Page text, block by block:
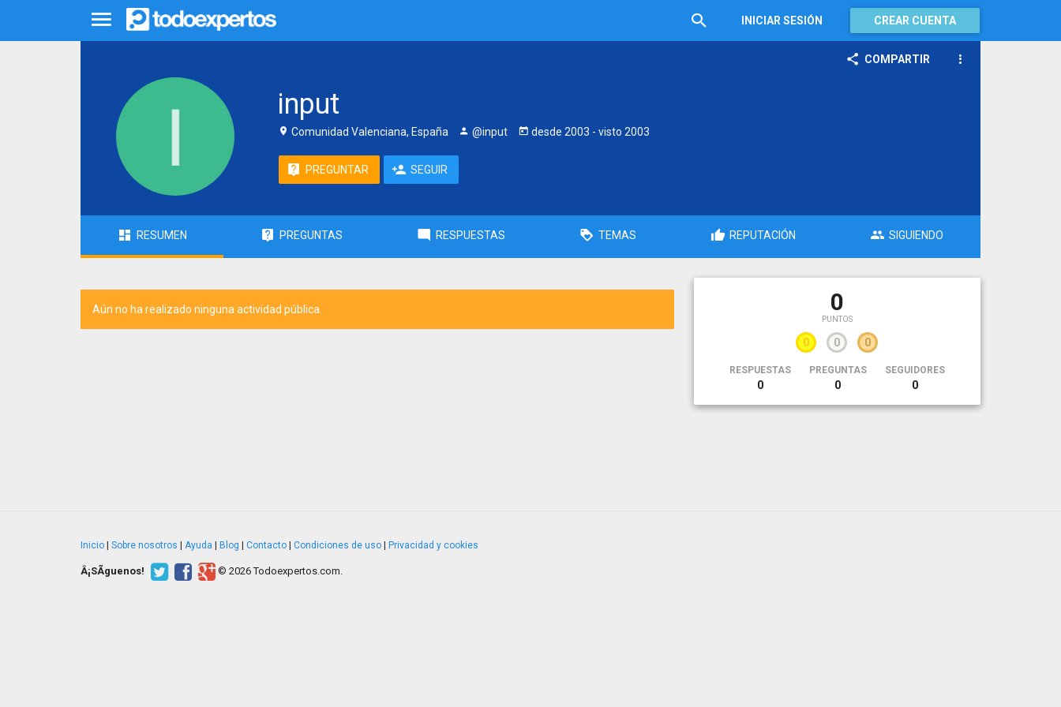
INICIAR SESIÓN CREAR CUENTA
COMPARTIR
input
Comunidad Valenciana, España @input desde 2003 - visto 2003
PREGUNTAR SEGUIR
RESUMEN PREGUNTAS RESPUESTAS TEMAS REPUTACIÓN SIGUIENDO
Aún no ha realizado ninguna actividad pública. 0
PUNTOS
0 0 0
RESPUESTAS
0
PREGUNTAS
0
SEGUIDORES
0
Inicio Sobre nosotros Ayuda Blog Contacto Condiciones de uso Privacidad y cookies
Â¡SÃ­guenos! © 2026 Todoexpertos.com.